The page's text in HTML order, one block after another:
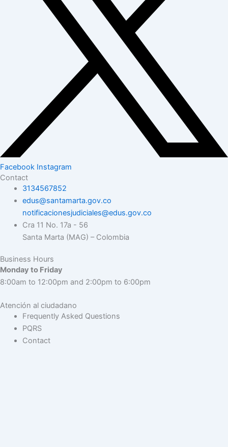
Facebook Instagram
Contact
3134567852
edus@santamarta.gov.co
notificacionesjudiciales@edus.gov.co
Cra 11 No. 17a - 56
Santa Marta (MAG) – Colombia
Business Hours
Monday to Friday
8:00am to 12:00pm and 2:00pm to 6:00pm
Atención al ciudadano
Frequently Asked Questions
PQRS
Contact